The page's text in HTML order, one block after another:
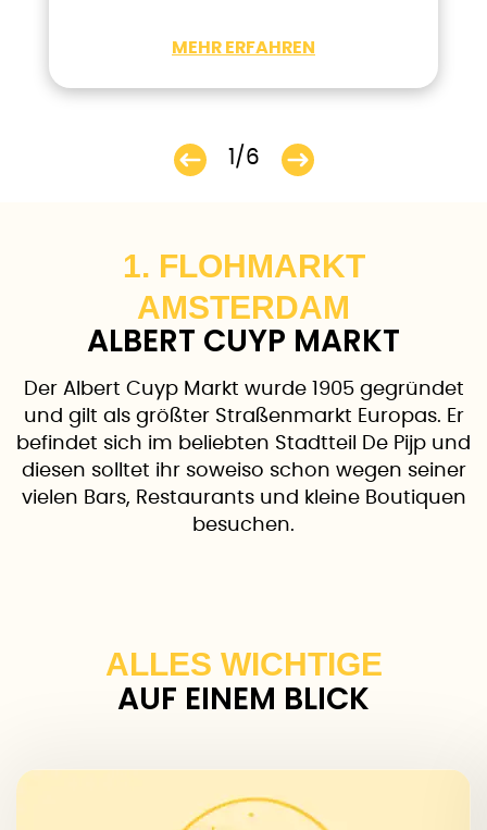
MEHR ERFAHREN
1/6
1. FLOHMARKT
AMSTERDAM
ALBERT CUYP MARKT
Der Albert Cuyp Markt wurde 1905 gegründet
und gilt als größter Straßenmarkt Europas. Er
befindet sich im beliebten Stadtteil De Pijp und
diesen solltet ihr soweiso schon wegen seiner
vielen Bars, Restaurants und kleine Boutiquen
besuchen.
ALLES WICHTIGE
AUF EINEM BLICK
WANN